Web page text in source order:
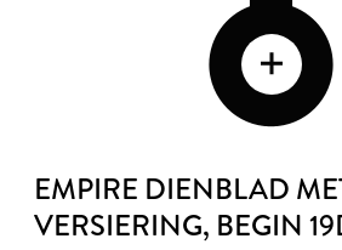
EMPIRE DIENBLAD
VERSIERING, BEGIN